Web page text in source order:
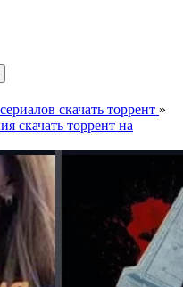
скачать торрент »
скачать торрент на